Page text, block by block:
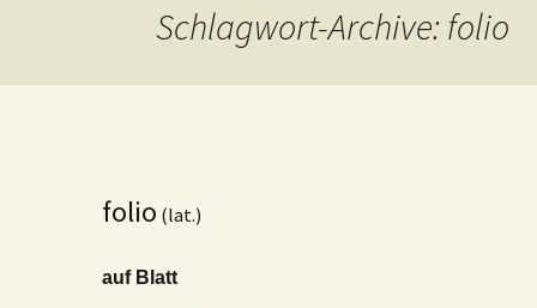
Schlagwort-Archive: folio
folio (lat.)
auf Blatt